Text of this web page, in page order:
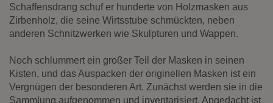
Wir nutzen YouTube im erweiterten Datenschutzmodus. Dieser Modus
bewirkt laut YouTube, dass YouTube keine Informationen über die
Besucher auf dieser Website speichert, bevor diese sich das Video
ansehen.
Eingebundene Inhalte
Optional sind externe Inhalte auf den Seiten dieser Website
eingebunden. Das können Kartendienste wie z.B. Google Maps sein
oder auch Anwendungen einer externen Website.
Schaffensdrang schuf er hunderte von Holzmasken aus
Zirbenholz, die seine Wirtsstube schmückten, neben
anderen Schnitzwerken wie Skulpturen und Wappen.
Noch schlummert ein großer Teil der Masken in seinen
Kisten, und das Auspacken der originellen Masken ist ein
Vergnügen der besonderen Art. Zunächst werden sie in die
Sammlung aufgenommen und inventarisiert. Angedacht ist